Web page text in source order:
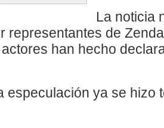
La noticia
representantes de
han hecho
especulación ya se hizo